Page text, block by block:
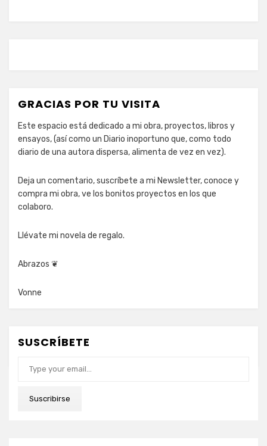
GRACIAS POR TU VISITA
Este espacio está dedicado a mi obra, proyectos, libros y
ensayos, (así como un Diario inoportuno que, como todo
diario de una autora dispersa, alimenta de vez en vez).
Deja un comentario, suscríbete a mi Newsletter, conoce y
compra mi obra, ve los bonitos proyectos en los que
colaboro.
Llévate mi novela de regalo.
Abrazos ❦
Vonne
SUSCRÍBETE
Suscribirse